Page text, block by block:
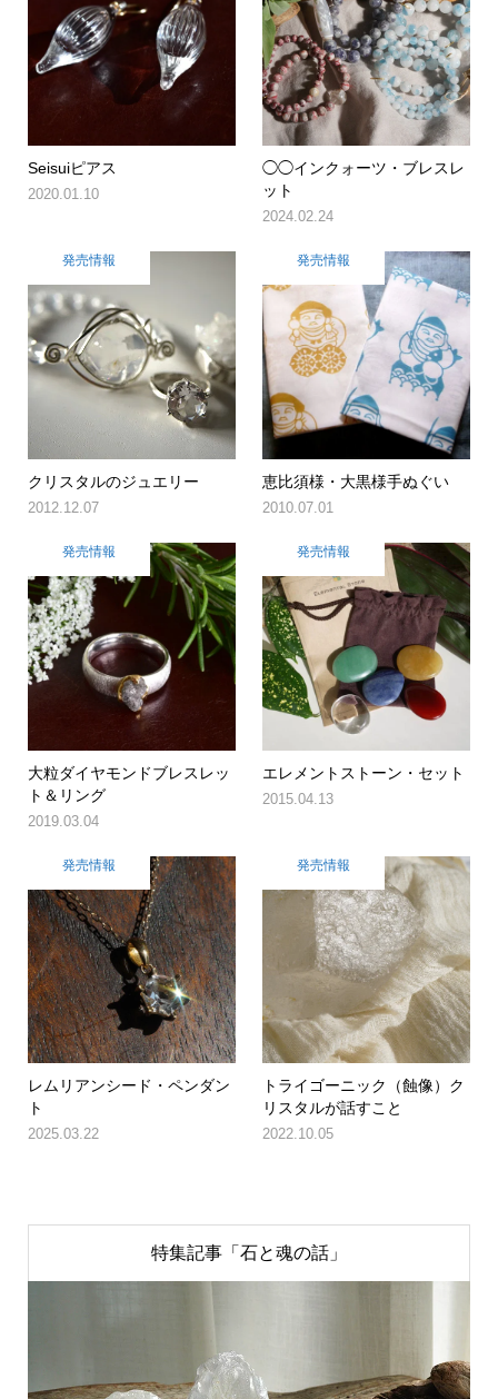
Seisuiピアス
2020.01.10
◯◯インクォーツ・ブレスレ
ット
2024.02.24
発売情報
クリスタルのジュエリー
2012.12.07
発売情報
恵比須様・大黒様手ぬぐい
2010.07.01
発売情報
大粒ダイヤモンドブレスレッ
ト＆リング
2019.03.04
発売情報
エレメントストーン・セット
2015.04.13
発売情報
レムリアンシード・ペンダン
ト
2025.03.22
発売情報
トライゴーニック（蝕像）ク
リスタルが話すこと
2022.10.05
特集記事「石と魂の話」